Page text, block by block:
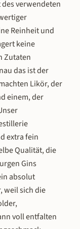
süß über spritzig-
und cremig-frisch.
ist ideal zum Probieren,
oder als
Bio-Likör-Sammlung in der
Der Bio
fängt die Aromen eines
Waldspaziergangs
Himbeere,
und Holunder
zu einem
süßen Geschmacksbild
Tiefe. Der Bio
Likör verbindet die
Zitronen
Wärme von Ingwer –
Kombination mit
verwendeten
Reinheit und
keine
Zutaten
das ist der
Likör, der
einem, der
extra fein
Qualität, die
Gins
absolut
weil sich die
voll entfalten